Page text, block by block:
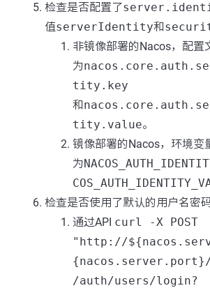
检查是否配置了
值serverIdentity和
非镜像部署的Nacos，配置
为
tity.key
和
tity.value。
镜像部署的Nacos，环境变
为
检查是否使用了默认的用户名密
通过API curl -X POST
"http://
{nacos.server.port}/
/auth/users/login?